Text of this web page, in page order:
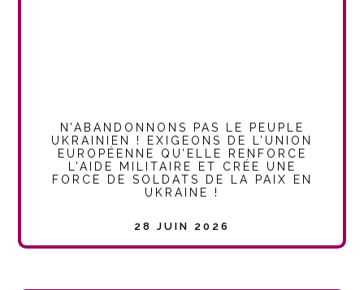
N’ABANDONNONS PAS LE PEUPLE
UKRAINIEN ! EXIGEONS DE L’UNION
EUROPÉENNE QU’ELLE RENFORCE
L’AIDE MILITAIRE ET CRÉE UNE
FORCE DE SOLDATS DE LA PAIX EN
UKRAINE !
28 JUIN 2026